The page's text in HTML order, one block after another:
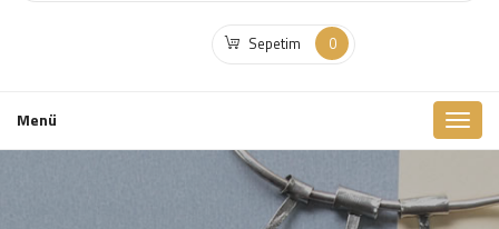
Sepetim 0
Menü Toggle